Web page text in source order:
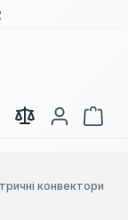
У вас є 0 у списку
конвектори